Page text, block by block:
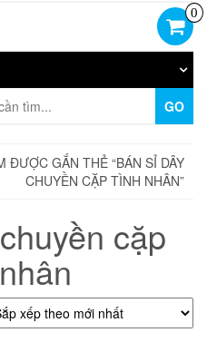
0
GO
ĐƯỢC GẮN THẺ “BÁN SỈ DÂY
CHUYỀN CẶP TÌNH NHÂN”
cặp